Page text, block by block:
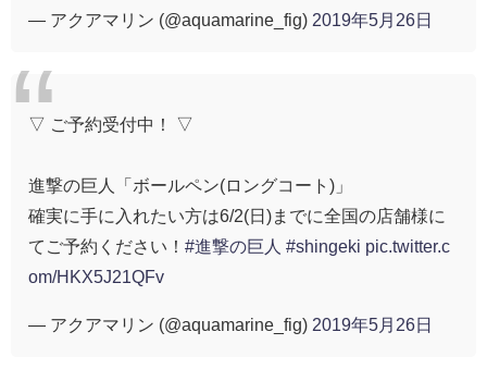
— アクアマリン (@aquamarine_fig) 2019年5月26日
▽ ご予約受付中！ ▽
進撃の巨人「ボールペン(ロングコート)」
確実に手に入れたい方は6/2(日)までに全国の店舗様に
てご予約ください！ #進撃の巨人 #shingeki pic.twitter.c
om/HKX5J21QFv
— アクアマリン (@aquamarine_fig) 2019年5月26日